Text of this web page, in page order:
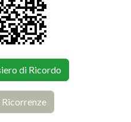
di Ricordo